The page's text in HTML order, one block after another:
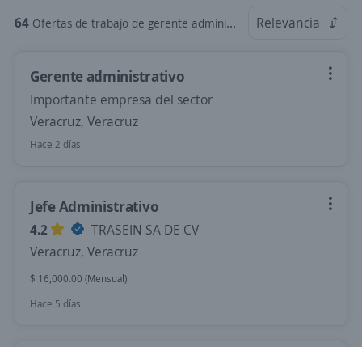
64 Ofertas de trabajo de gerente administrativo en Veracruz, Veracruz Relevancia
Gerente administrativo
Importante empresa del sector
Veracruz, Veracruz
Hace 2 días
Jefe Administrativo
4.2
TRASEIN SA DE CV
Veracruz, Veracruz
$ 16,000.00 (Mensual)
Hace 5 días